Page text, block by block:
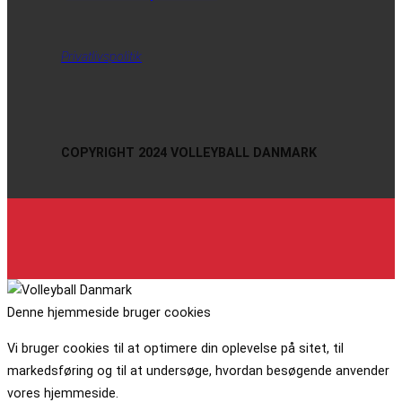
Privatlivspolitik
COPYRIGHT 2024 VOLLEYBALL DANMARK
Denne hjemmeside bruger cookies
Vi bruger cookies til at optimere din oplevelse på sitet, til
markedsføring og til at undersøge, hvordan besøgende anvender
vores hjemmeside.